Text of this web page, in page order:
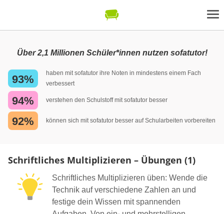
Über 2,1 Millionen Schüler*innen nutzen sofatutor!
93%
haben mit sofatutor ihre Noten in mindestens einem Fach
verbessert
94% verstehen den Schulstoff mit sofatutor besser
92% können sich mit sofatutor besser auf Schularbeiten vorbereiten
Schriftliches Multiplizieren – Übungen (1)
Schriftliches Multiplizieren üben: Wende die
Technik auf verschiedene Zahlen an und
festige dein Wissen mit spannenden